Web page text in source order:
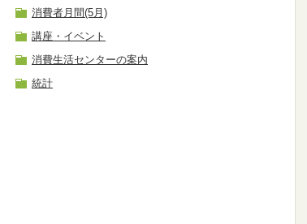
消費者月間(5月)
講座・イベント
消費生活センターの案内
統計